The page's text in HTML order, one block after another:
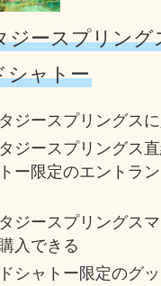
ジースプリング
シャトー
ジースプリングス
ジースプリングス
ー限定のエントラ
ジースプリングス
入できる
シャトー限定のグ